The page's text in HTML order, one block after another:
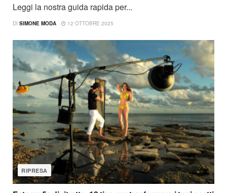
Leggi la nostra guida rapida per...
DI SIMONE MODA 12 OTTOBRE 2025
RIPRESA